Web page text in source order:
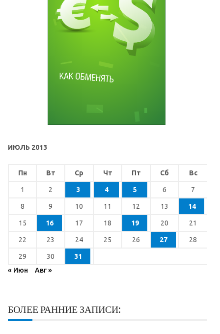
ИЮЛЬ 2013
Пн Вт Ср Чт Пт Сб Вс
1 2 3 4 5 6 7
8 9 10 11 12 13 14
15 16 17 18 19 20 21
22 23 24 25 26 27 28
29 30
31
« Июн
Авг »
БОЛЕЕ РАННИЕ ЗАПИСИ: